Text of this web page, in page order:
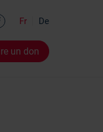
Facebook
Fr De
un don